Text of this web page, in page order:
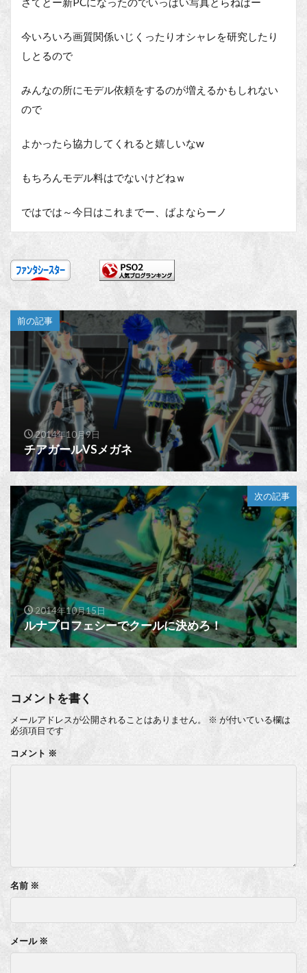
今いろいろ画質関係いじくったりオシャレを研究したり
しとるので
みんなの所にモデル依頼をするのが増えるかもしれない
ので
よかったら協力してくれると嬉しいなw
もちろんモデル料はでないけどねｗ
ではでは～今日はこれまでー、ばよならーノ
前の記事
2014年10月9日
チアガールVSメガネ
次の記事
2014年10月15日
ルナプロフェシーでクールに決めろ！
コメントを書く
メールアドレスが公開されることはありません。 ※ が付いている欄は
必須項目です
コメント ※
名前 ※
メール※